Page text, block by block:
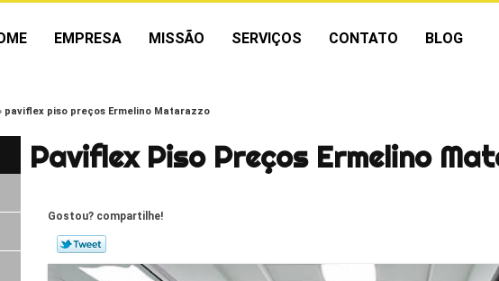
EMPRESA MISSÃO SERVIÇOS CONTATO BLOG
paviflex piso preços Ermelino Matarazzo
Paviflex Piso Preços Ermelino
Gostou? compartilhe!